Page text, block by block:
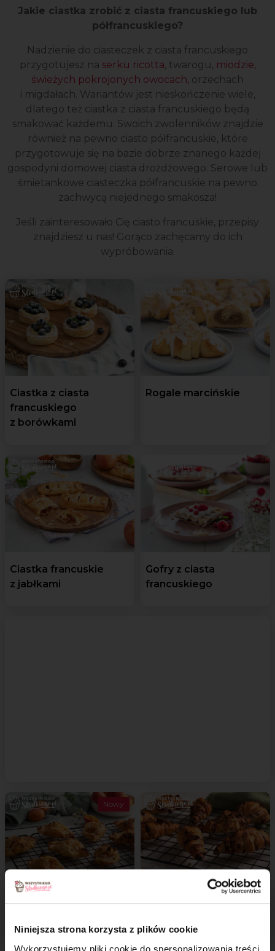
Niniejsza strona korzysta z plików cookie
Wykorzystujemy pliki cookie do spersonalizowania treści
Jakie ciastka zrobić z ciasta francuskiego lub
półfrancuskiego?
Nadzienie do ciasteczek z ciasta francuskiego
przygotujesz na serku ricotta, twarogu, miodzie,
świeżych pokrojonych owocach, orzechach
i migdałach. Wariantów jest nieskończenie wiele,
dlatego też ciastka z ciasta francuskiego będą
smakować każdemu. Swoich zwolenników znajdzie
również na pewno ciasto półfrancuskie, które
przygotowuje się na bazie dobrze znanego każdej
gospodyni domowej ciasta drożdżowego. Serowe lub
śmietankowe ciasteczka półfrancuskie na pewno
zachwycą niejednego smakosza!
Jeśli zainteresowało Cię ciasto francuskie, przepisy
znajdziesz u nas! Gorąco zachęcamy do ich
wypróbowania.
Ciastka z ciasta
francuskiego
z borówkami
Rogale marcińskie
Ciastka francuskie
z jabłkami
Gofry z ciasta
francuskiego
Nowy
Ciastka francuskie
Szybkie rogaliki